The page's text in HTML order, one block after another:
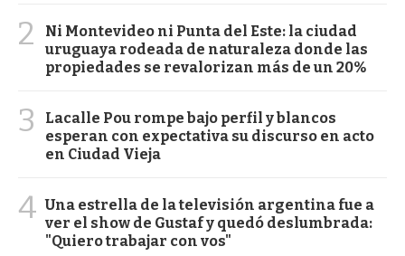
2
Ni Montevideo ni Punta del Este: la ciudad
uruguaya rodeada de naturaleza donde las
propiedades se revalorizan más de un 20%
3
Lacalle Pou rompe bajo perfil y blancos
esperan con expectativa su discurso en acto
en Ciudad Vieja
4 Una estrella de la televisión argentina fue a
ver el show de Gustaf y quedó deslumbrada:
"Quiero trabajar con vos"